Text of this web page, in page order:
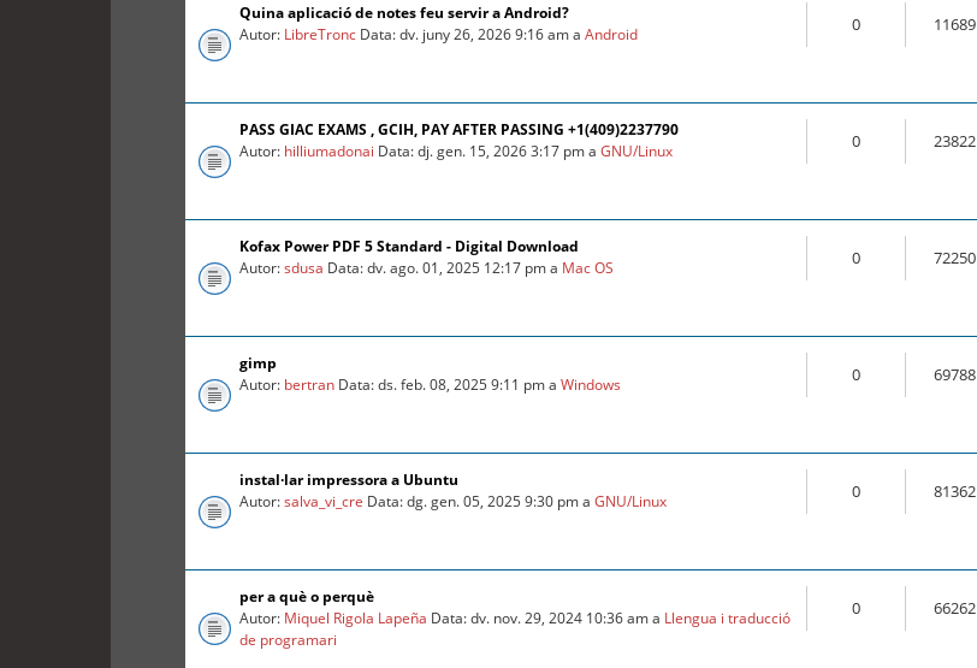
Quina aplicació de notes feu servir a Android?
Autor: LibreTronc Data: dv. juny 26, 2026 9:16 am aAndroid 0 11689
PASS GIAC EXAMS , GCIH, PAY AFTER PASSING +1(409)2237790
Autor: hilliumadonai Data: dj. gen. 15, 2026 3:17 pm aGNU/Linux 0 23822
Kofax Power PDF 5 Standard - Digital Download
Autor:sdusa Data: dv. ago. 01, 2025 12:17 pm a Mac OS 0 72250
gimp
Autor: bertran Data: ds. feb. 08, 2025 9:11 pm aWindows 0 69788
instal·lar impressora a Ubuntu
Autor:salva_vi_cre Data: dg. gen. 05, 2025 9:30 pm aGNU/Linux 0 81362
per a què o perquè
Autor: Miquel Rigola Lapeña Data: dv. nov. 29, 2024 10:36 am a Llengua i traducció
de programari
0 66262